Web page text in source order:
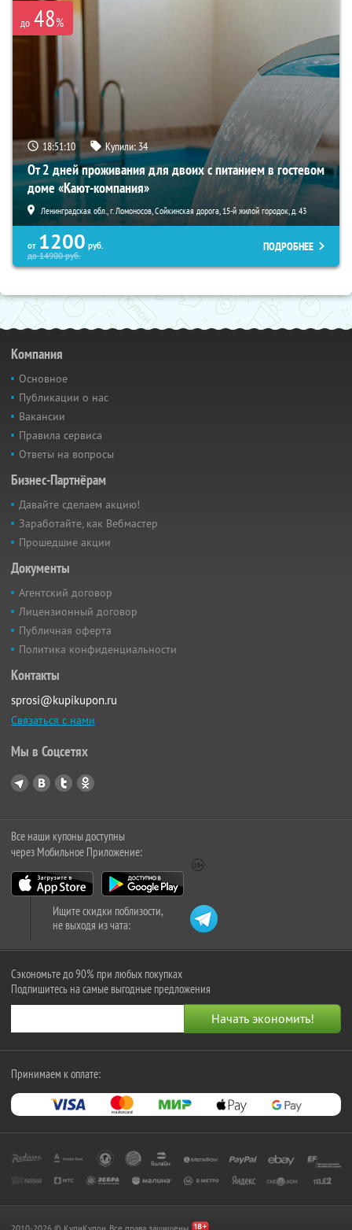
до 48%
18:51:09 Купили:34
От 2 дней проживания для двоих с питанием в гостевом
доме «Кают-компания»
Ленинградская обл., г. Ломоносов, Сойкинская дорога, 15-й жилой городок, д. 43
от 1200 руб.
до14900руб.
ПОДРОБНЕЕ
Компания
Основное
Публикации о нас
Вакансии
Правила сервиса
Ответы на вопросы
Бизнес-Партнёрам
Давайте сделаем акцию!
Заработайте, как Вебмастер
Прошедшие акции
Документы
Агентский договор
Лицензионный договор
Публичная оферта
Политика конфиденциальности
Контакты
sprosi@kupikupon.ru
Связаться с нами
Мы в Соцсетях
Все наши купоны доступны
через Мобильное Приложение:
Ищите скидки поблизости,
не выходя из чата:
Сэкономьте до 90% при любых покупках
Подпишитесь на самые выгодные предложения
Принимаем к оплате: